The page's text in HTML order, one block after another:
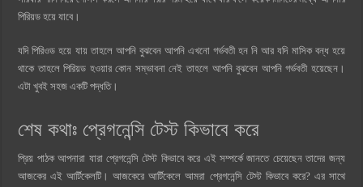
পিরিয়ড হয়ে যাবে।
যদি পিরিওড হয়ে যায় তাহলে আপনি বুঝবেন আপনি এখনো গর্ভবতী হন নি আর যদি মাসিক বন্ধ হয়ে
থাকে তাহলে পিরিয়ড হওয়ার কোন সম্ভাবনা নেই তাহলে আপনি বুঝবেন আপনি গর্ভবতী হয়েছেন।
এটা খুবই সহজ একটি পদ্ধতি।
শেষ কথাঃ প্রেগনেন্সি টেস্ট কিভাবে করে
প্রিয় পাঠক আপনারা যারা প্রেগনেন্সি টেস্ট কিভাবে করে এই সম্পর্কে জানতে চেয়েছেন তাদের জন্য
আজকের এই আর্টিকেলটি। আজকেরে আর্টিকেলে আমরা প্রেগনেন্সি টেস্ট কিভাবে করে? এর সাথে